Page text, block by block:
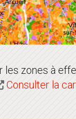
zones à
Consulter la